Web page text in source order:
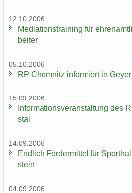
12.10.2006
Me­dia­ti­ons­trai­ning für
bei­ter
05.10.2006
RP Chem­nitz in­for­miert in
15.09.2006
In­for­ma­ti­ons­ver­an­stal­tung des
stal
14.09.2006
End­lich För­der­mit­tel für
stein
04.09.2006